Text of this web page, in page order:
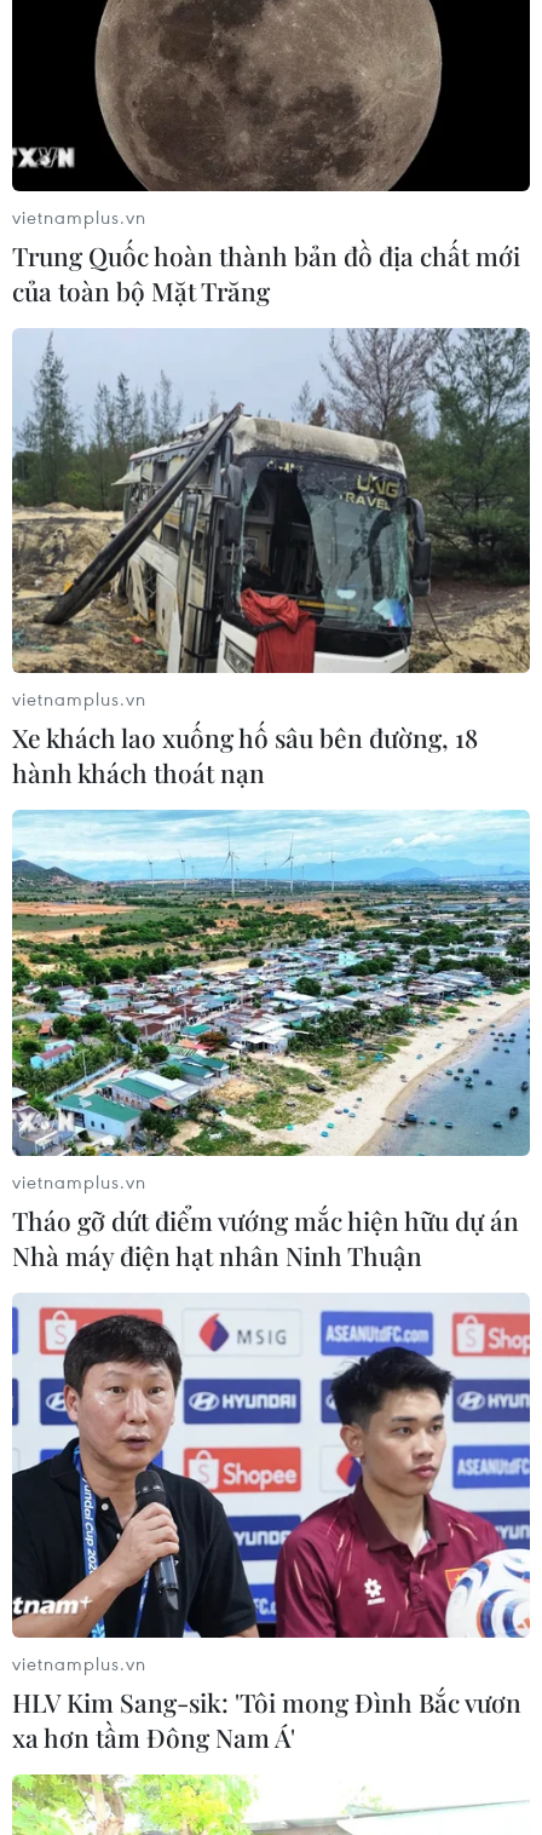
TIN CÙNG CHUYÊN MỤC
Liên hợp quốc kêu gọi chấm dứt tấn
công dân thường trong xung đột
Nga-Ukraine
07/08/2026 04:29
Chính sách nhà ở của nước Anh -
Góc tham chiếu cho Việt Nam
07/08/2026 04:08
Bỉ tìm ra hướng đi mới trong điều trị
ung thư gan di căn
07/08/2026 04:05
Nga thoái vốn nhà nước khỏi Sân bay
Quốc tế Sheremetyevo
07/08/2026 00:22
Nga thông báo tấn công căn
cứ ngầm của Ukraine
06/08/2026 16:21
Tây Ban Nha: 100 người thiệt mạng
trong vụ vượt biển ồ ạt vào Ceuta
06/08/2026 16:03
Đức tuyên án chung thân đối tượng
gây vụ lao xe vào đám đông ở
Munich
06/08/2026 15:57
Nga thúc đẩy đa dạng hóa tuyến vận
tải kết nối châu Á qua Ấn Độ Dương
06/08/2026 15:34
vietnamplus.vn
Trung Quốc hoàn thành bản đồ địa chất mới
của toàn bộ Mặt Trăng
vietnamplus.vn
Xe khách lao xuống hố sâu bên đường, 18
hành khách thoát nạn
vietnamplus.vn
Tháo gỡ dứt điểm vướng mắc hiện hữu dự án
Nhà máy điện hạt nhân Ninh Thuận
vietnamplus.vn
HLV Kim Sang-sik: 'Tôi mong Đình Bắc vươn
xa hơn tầm Đông Nam Á'